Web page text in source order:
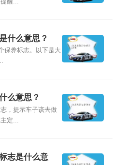
醒...
什么意思？
保养标志。以下是大
么意思？
，提示车子该去做
定...
志是什么意